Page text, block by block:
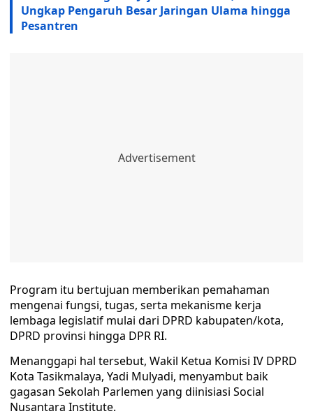
Ungkap Pengaruh Besar Jaringan Ulama hingga
Pesantren
Program itu bertujuan memberikan pemahaman
mengenai fungsi, tugas, serta mekanisme kerja
lembaga legislatif mulai dari DPRD kabupaten/kota,
DPRD provinsi hingga DPR RI.
Menanggapi hal tersebut, Wakil Ketua Komisi IV DPRD
Kota Tasikmalaya, Yadi Mulyadi, menyambut baik
gagasan Sekolah Parlemen yang diinisiasi Social
Nusantara Institute.